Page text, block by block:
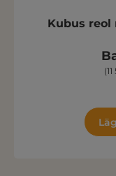
Kubus reol